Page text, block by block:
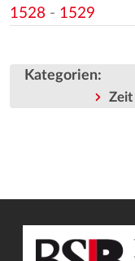
1528 - 1529
Kategorien:
Zeit